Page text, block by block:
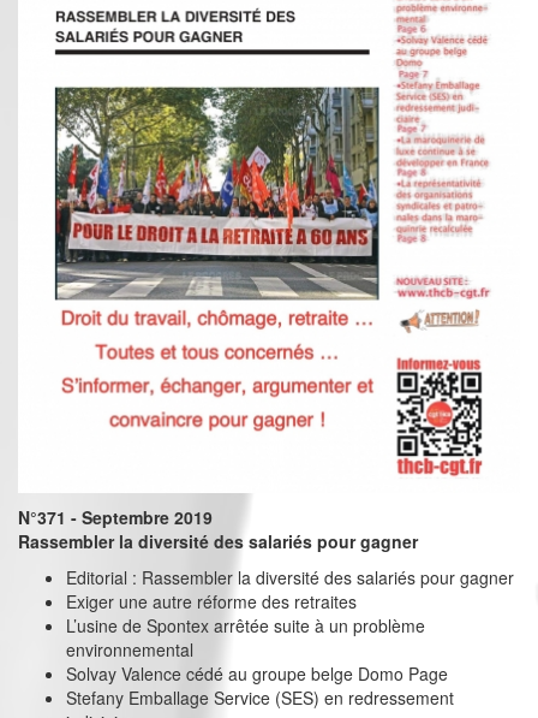
N°371 - Septembre 2019
Rassembler la diversité des salariés pour gagner
Editorial : Rassembler la diversité des salariés pour gagner
Exiger une autre réforme des retraites
L’usine de Spontex arrêtée suite à un problème
environnemental
Solvay Valence cédé au groupe belge Domo Page
Stefany Emballage Service (SES) en redressement